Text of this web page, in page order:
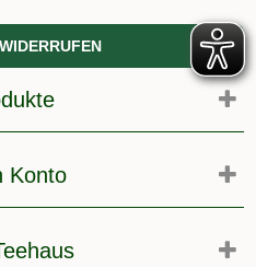
Konto